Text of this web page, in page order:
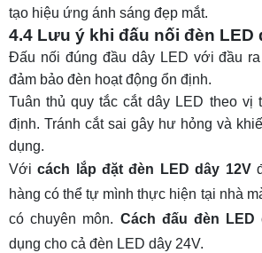
tạo hiệu ứng ánh sáng đẹp mắt.
4.4 Lưu ý khi đấu nối đèn LED
Đấu nối đúng đầu dây LED với đầu
đảm bảo đèn hoạt động ổn định.
Tuân thủ quy tắc cắt dây LED theo vị
định. Tránh cắt sai gây hư hỏng và
dụng.
Vớicách lắp đặt đèn LED dây 12V
hàng có thể tự mình thực hiện tại nhà
có chuyên môn. Cách đấu đèn LED
dụng cho cả đèn LED dây 24V.